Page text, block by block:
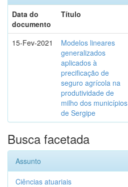
Data do
documento
Título
15-Fev-2021
Modelos lineares
generalizados
aplicados à
precificação de
seguro agrícola na
produtividade de
milho dos municípios
de Sergipe
Busca facetada
Assunto
Ciências atuariais